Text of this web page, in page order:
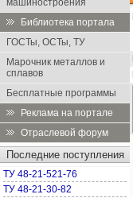
машиностроения
Библиотека портала
ГОСТы, ОСТы, ТУ
Марочник металлов и
сплавов
Бесплатные программы
Реклама на портале
Отраслевой форум
Последние поступления
ТУ 48-21-521-76
ТУ 48-21-30-82